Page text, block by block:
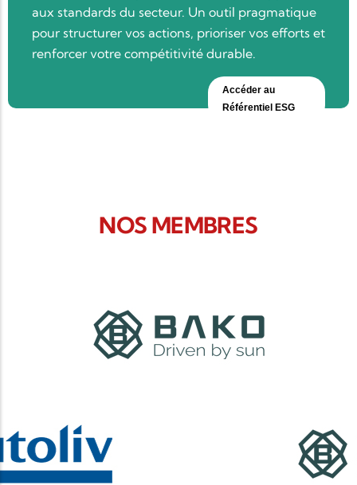
aux standards du secteur. Un outil pragmatique
pour structurer vos actions, prioriser vos efforts et
renforcer votre compétitivité durable.
Accéder au
Référentiel ESG
NOS MEMBRES